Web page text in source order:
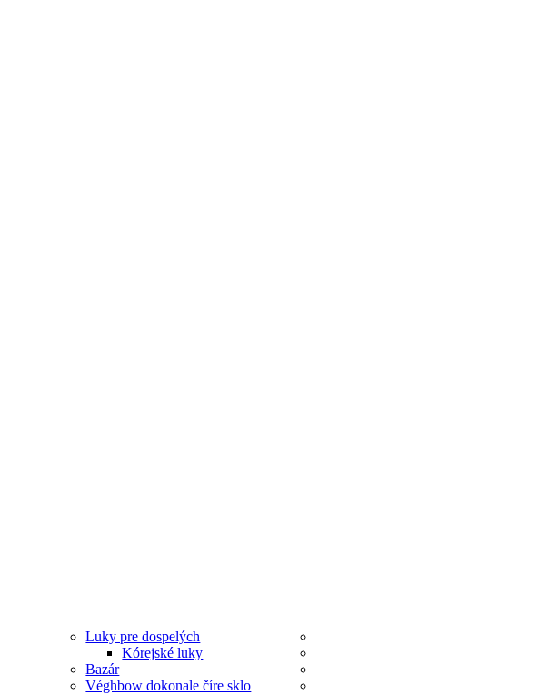
Luky pre dospelých
Kórejské luky
Bazár
Véghbow dokonale číre sklo